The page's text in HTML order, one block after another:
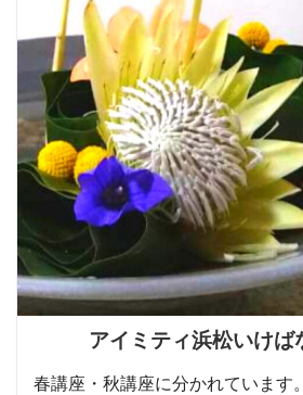
アイミティ浜松いけば
春講座・秋講座に分かれています